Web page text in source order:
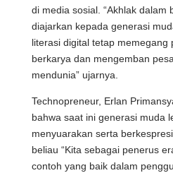
di media sosial. “Akhlak dalam
diajarkan kepada generasi
literasi digital tetap memegang
berkarya dan mengemban
mendunia” ujarnya.
Technopreneur, Erlan
bahwa saat ini generasi muda
menyuarakan serta
beliau “Kita sebagai penerus
contoh yang baik dalam